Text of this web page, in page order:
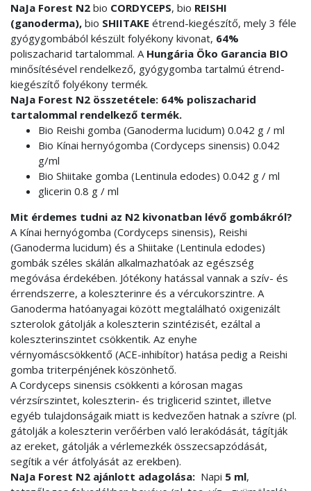
NaJa Forest N2 bio CORDYCEPS, bio REISHI
(ganoderma), bio SHIITAKE étrend-kiegészítő, mely 3 féle
gyógygombából készült folyékony kivonat, 64%
poliszacharid tartalommal. A Hungária Öko Garancia BIO
minősítésével rendelkező, gyógygomba tartalmú étrend-
kiegészítő folyékony termék.
NaJa Forest N2 összetétele: 64% poliszacharid
tartalommal rendelkező termék.
Bio Reishi gomba (Ganoderma lucidum) 0.042 g / ml
Bio Kínai hernyógomba (Cordyceps sinensis) 0.042
g/ml
Bio Shiitake gomba (Lentinula edodes) 0.042 g / ml
glicerin 0.8 g / ml
Mit érdemes tudni az N2 kivonatban lévő gombákról?
A Kínai hernyógomba (Cordyceps sinensis), Reishi
(Ganoderma lucidum) és a Shiitake (Lentinula edodes)
gombák széles skálán alkalmazhatóak az egészség
megóvása érdekében. Jótékony hatással vannak a szív- és
érrendszerre, a koleszterinre és a vércukorszintre. A
Ganoderma hatóanyagai között megtalálható oxigenizált
szterolok gátolják a koleszterin szintézisét, ezáltal a
koleszterinszintet csökkentik. Az enyhe
vérnyomáscsökkentő (ACE-inhibítor) hatása pedig a Reishi
gomba triterpénjének köszönhető.
A Cordyceps sinensis csökkenti a kórosan magas
vérzsírszintet, koleszterin- és triglicerid szintet, illetve
egyéb tulajdonságaik miatt is kedvezően hatnak a szívre (pl.
gátolják a koleszterin verőérben való lerakódását, tágítják
az ereket, gátolják a vérlemezkék összecsapzódását,
segítik a vér átfolyását az erekben).
NaJa Forest N2 ajánlott adagolása: Napi 5 ml,